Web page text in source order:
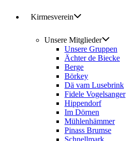
Kirmesverein
Unsere Mitglieder
Unsere Gruppen
Ächter de Biecke
Berge
Börkey
Dä vam Lusebrink
Fidele Vogelsanger
Hippendorf
Im Dörnen
Mühlenhämmer
Pinass Brumse